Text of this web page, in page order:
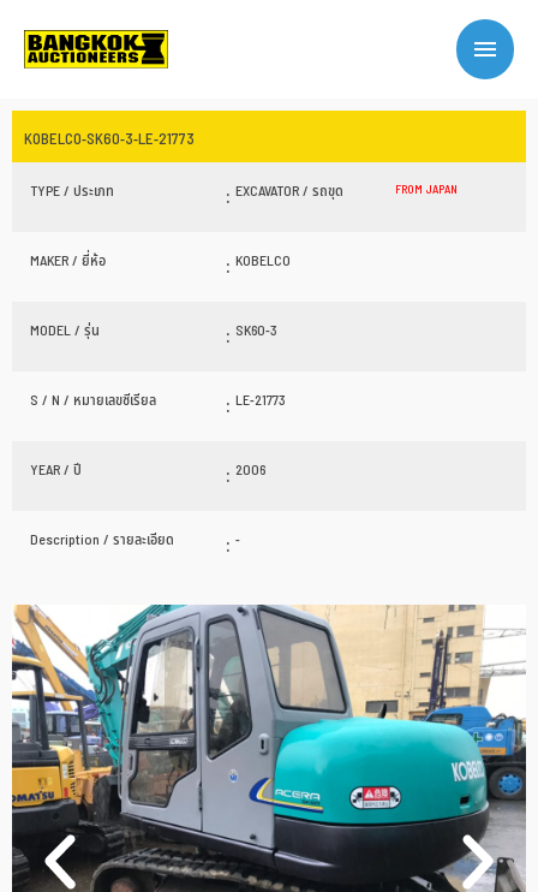
KOBELCO-SK60-3-LE-21773
TYPE / ประเภท : EXCAVATOR / รถขุด FROM JAPAN
MAKER / ยี่ห้อ : KOBELCO
MODEL / รุ่น : SK60-3
S / N / หมายเลขซีเรียล : LE-21773
YEAR / ปี : 2006
Description / รายละเอียด : -